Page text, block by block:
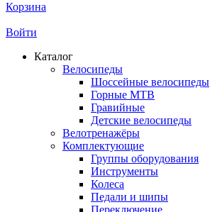
Корзина
Войти
Каталог
Велосипеды
Шоссейные велосипеды
Горные МTB
Гравийные
Детские велосипеды
Велотренажёры
Комплектующие
Группы оборудования
Инструменты
Колеса
Педали и шипы
Переключение